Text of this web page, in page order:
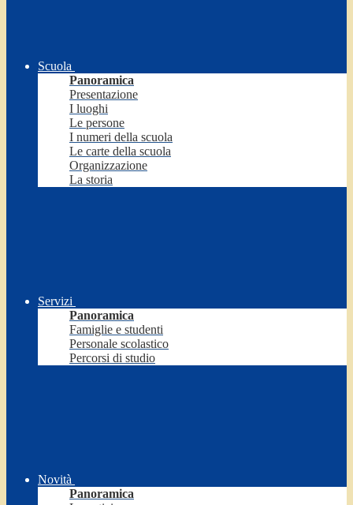
Scuola
Panoramica
Presentazione
I luoghi
Le persone
I numeri della scuola
Le carte della scuola
Organizzazione
La storia
Servizi
Panoramica
Famiglie e studenti
Personale scolastico
Percorsi di studio
Novità
Panoramica